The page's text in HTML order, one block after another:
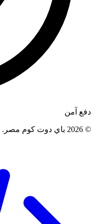
دفع آمن
©
2026 باي دوت كوم مصر .